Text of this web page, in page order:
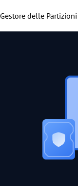
Gestore delle Partizioni